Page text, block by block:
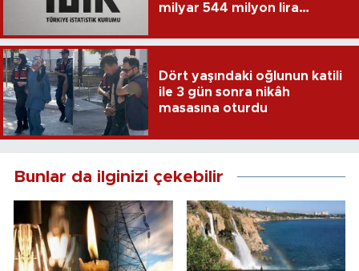
milyar 544 milyon lira
Dört yaşındaki oğlunun katili
ile 3 gün sonra nikâh
masasına oturdu
Bunlar da ilginizi çekebilir